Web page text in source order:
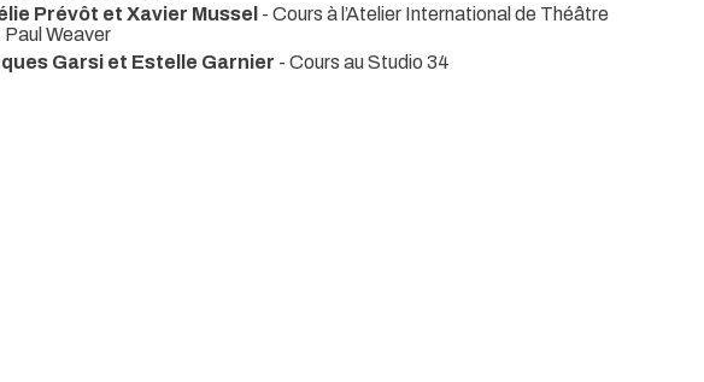
Prévôt et Xavier Mussel - Cours à l’Atelier International de Théâtre
Weaver
Garsi et Estelle Garnier - Cours au Studio 34